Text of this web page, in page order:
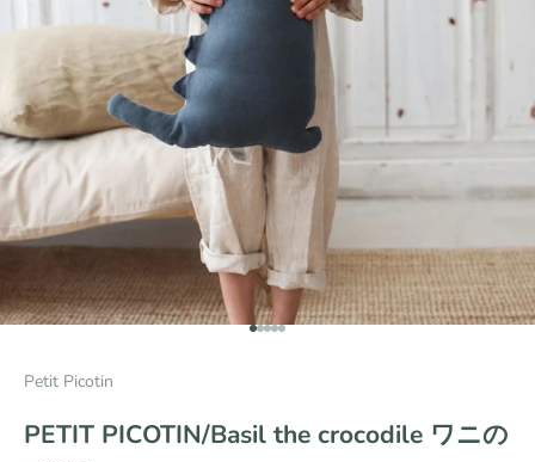
項目に移動する 1
項目に移動する 2
項目に移動する 3
項目に移動する 4
項目に移動する 5
Petit Picotin
PETIT PICOTIN/Basil the crocodile ワニの